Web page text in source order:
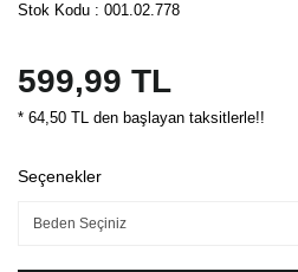
Stok Kodu : 001.02.778
599,99 TL
* 64,50 TL den başlayan taksitlerle!!
Seçenekler